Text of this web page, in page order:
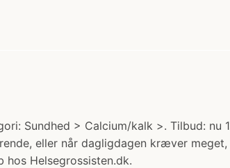
Sundhed > Calcium/kalk >. Tilbud:
eller når dagligdagen kræver
hos Helsegrossisten.dk.